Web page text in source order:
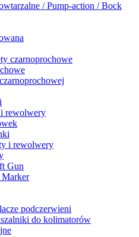
/ Pump-action / Bock
czarnoprochowe
rewolwery
i rewolwery
Gun
podczerwieni
do kolimatorów